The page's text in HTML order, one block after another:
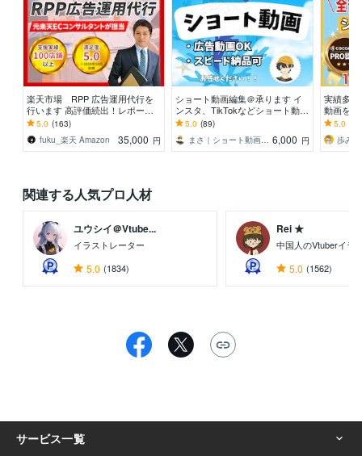
楽天市場 RPP 広告運用代行を
行います 高評価続出！レポート&
MTGで見える、納得の広告運用
5.0 (163)
fuku_楽天 Amazon
35,000 円
ショート動画編集＠承ります イ
ンスタ、TikTokなどショート動画
編集お任せください！！
5.0 (89)
まさ｜ショート動画編集代行業 6,000 円
実績多
動画を
000円に
5.0
関連する人気プロ人材
ユウシイ＠Vtube...
イラストレーター
5.0 (1834)
Rei ★
中国人のVtuberイラ
5.0 (1562)